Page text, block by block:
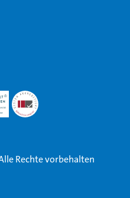
Rechte vorbehalten